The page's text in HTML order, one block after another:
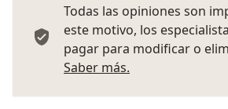
Todas las opiniones son
este motivo, los
pagar para modificar o
Saber más.